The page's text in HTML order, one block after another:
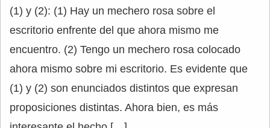
(1) y (2): (1) Hay un mechero rosa sobre el
escritorio enfrente del que ahora mismo me
encuentro. (2) Tengo un mechero rosa colocado
ahora mismo sobre mi escritorio. Es evidente que
(1) y (2) son enunciados distintos que expresan
proposiciones distintas. Ahora bien, es más